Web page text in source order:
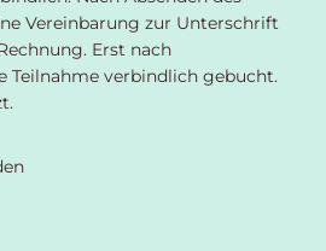
Vereinbarung zur Unterschrift
Erst nach
Teilnahme verbindlich gebucht.